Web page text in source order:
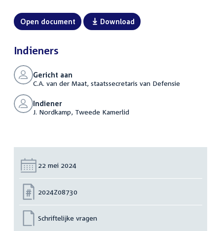
Open document Download
Indieners
Gericht aan
C.A. van der Maat, staatssecretaris van Defensie
Indiener
J. Nordkamp, Tweede Kamerlid
Datum:
22 mei 2024
Nummer:
2024Z08730
Schriftelijke vragen